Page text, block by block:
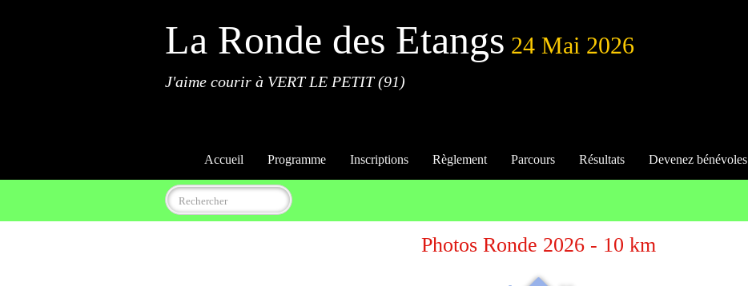
La Ronde des Etangs 24 Mai 2026
J'aime courir à VERT LE PETIT (91)
Accueil Programme Inscriptions Règlement Parcours Résultats Devenez bénévoles
Photos Ronde 2026 - 10 km